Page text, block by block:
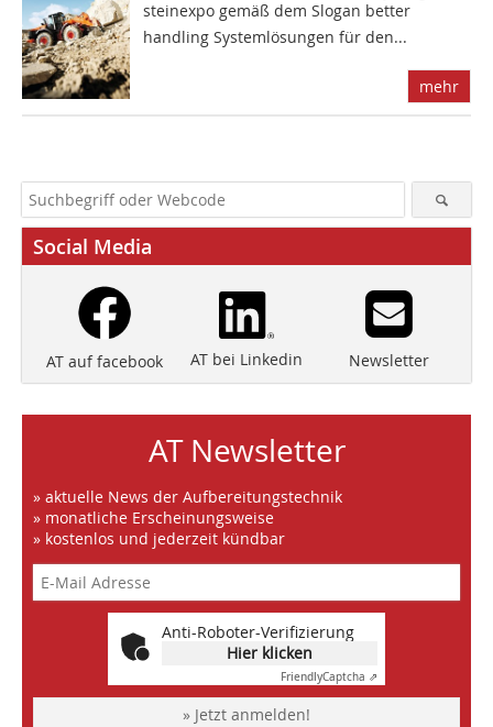
steinexpo gemäß dem Slogan better
handling Systemlösungen für den...
mehr
Social Media
AT auf facebook AT bei Linkedin Newsletter
AT Newsletter
» aktuelle News der Aufbereitungstechnik
» monatliche Erscheinungsweise
» kostenlos und jederzeit kündbar
Anti-Roboter-Verifizierung
Hier klicken
FriendlyCaptcha ⇗
» Jetzt anmelden!